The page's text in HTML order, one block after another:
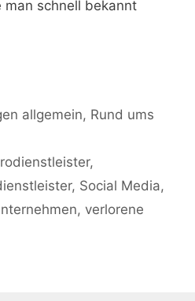
schnell bekannt
allgemein, Rund ums
,
, Social Media,
, verlorene